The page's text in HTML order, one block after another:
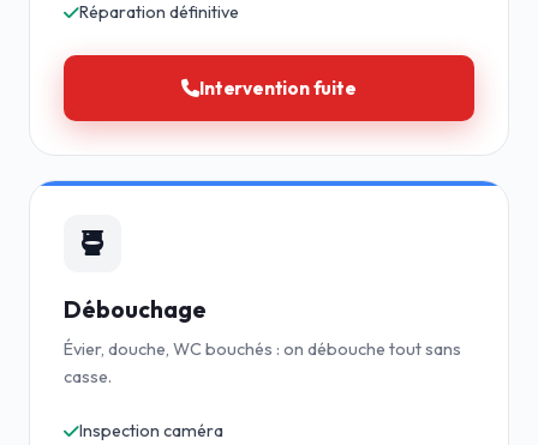
Réparation définitive
Intervention fuite
Débouchage
Évier, douche, WC bouchés : on débouche tout sans
casse.
Inspection caméra